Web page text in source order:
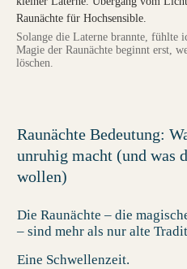
Solange die Laterne brannte, fühlte
Magie der Raunächte beginnt erst,
löschen.
Raunächte Bedeutung:
unruhig macht (und was
wollen)
Die Raunächte – die
– sind mehr als nur alte
Eine Schwellenzeit.